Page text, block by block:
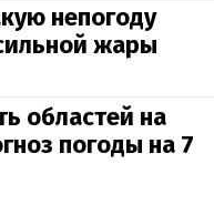
непогоду
жары
областей на
погоды на 7